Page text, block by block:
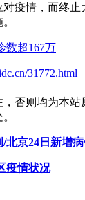
疫情，而终止
数超167万
31772.html
，否则均为本
/北京24日新增
疫情状况